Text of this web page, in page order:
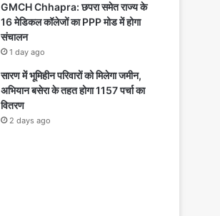
GMCH Chhapra: छपरा समेत राज्य के
16 मेडिकल कॉलेजों का PPP मोड में होगा
संचालन
1 day ago
सारण में भूमिहीन परिवारों को मिलेगा जमीन,
अभियान बसेरा के तहत होगा 1157 पर्चा का
वितरण
2 days ago